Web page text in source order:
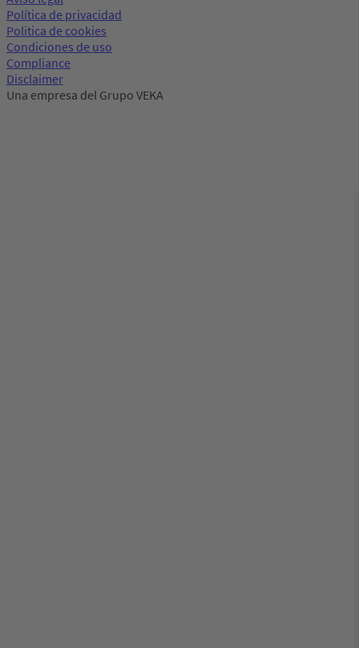
Política de privacidad
Politica de cookies
Condiciones de uso
Compliance
Disclaimer
Una empresa del Grupo VEKA